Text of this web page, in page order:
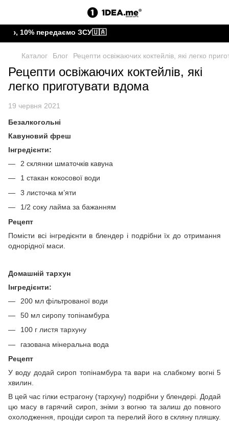
10% передаємо ЗСУ🇺🇦
Каталог Блог Рецепти освіжаючих коктейлів, які легко
Рецепти освіжаючих коктейлів, які
легко приготувати вдома
19 червня 2021
Безалкогольні
Кавуновий фреш
Інгредієнти:
2 склянки шматочків кавуна
1 стакан кокосової води
3 листочка м’яти
1/2 соку лайма за бажанням
Рецепт
Помісти всі інгредієнти в блендер і подрібни їх до отримання
однорідної маси.
Домашній тархун
Інгредієнти:
200 мл фільтрованої води
50 мл сиропу топінамбура
100 г листя тархуну
газована мінеральна вода
Рецепт
У воду додай сироп топінамбура та вари на слабкому вогні 5
хвилин.
В цей час гілки естрагону (тархуну) подрібни у блендері. Додай
цю масу в гарячий сироп, зніми з вогню та залиш до повного
охолодження, проціди сироп та перелий його в скляну пляшку.